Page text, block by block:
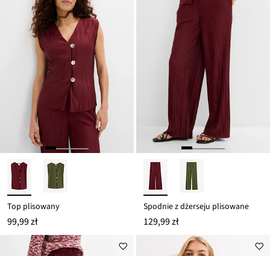
Top plisowany
99,99 zł
Spodnie z dżerseju plisowane
129,99 zł